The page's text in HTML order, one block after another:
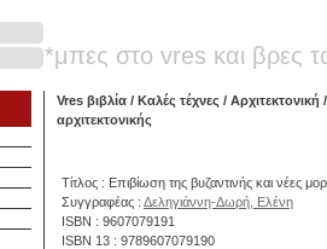
*μπες στο vres και βρες
Vres βιβλία / Καλές τέχνες / Αρχιτεκτονική
αρχιτεκτονικής
Τίτλος : Επιβίωση της βυζαντινής και νέες
Συγγραφέας : Δεληγιάννη-Δωρή, Ελένη
ISBN : 9607079191
ISBN 13 : 9789607079190